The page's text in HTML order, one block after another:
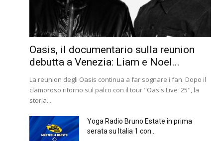
Oasis, il documentario sulla reunion
debutta a Venezia: Liam e Noel...
La reunion degli Oasis continua a far sognare i fan. Dopo il
clamoroso ritorno sul palco con il tour "Oasis Live '25", la
storia...
Yoga Radio Bruno Estate in prima
serata su Italia 1 con...